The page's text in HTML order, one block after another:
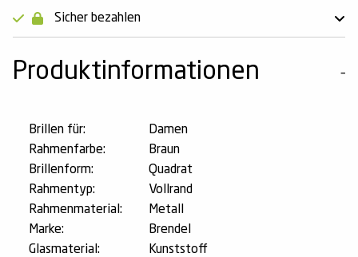
Sicher bezahlen
Produktinformationen
Brillen für:
Damen
Rahmenfarbe:
Braun
Brillenform:
Quadrat
Rahmentyp:
Vollrand
Rahmenmaterial:
Metall
Marke:
Brendel
Glasmaterial:
Kunststoff